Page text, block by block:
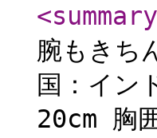
<summary
腕もきち
国：イン
20cm 胸